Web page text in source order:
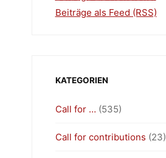
Beiträge als Feed (RSS)
KATEGORIEN
Call for … (535)
Call for contributions (23)